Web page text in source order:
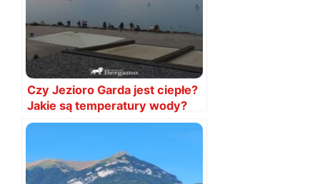
Czy Jezioro Garda jest ciepłe?
Jakie są temperatury wody?